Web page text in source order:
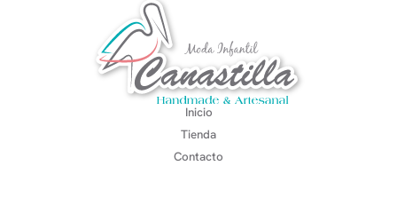
Inicio
Tienda
Contacto